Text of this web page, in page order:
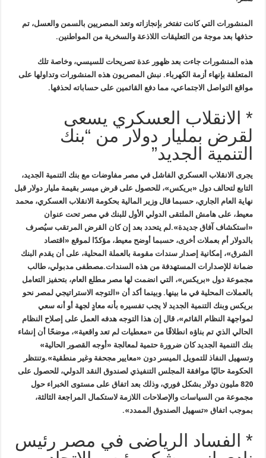
المنشورات التي كانت تفتخر بإنجازاته وتعد المصريين بالسمن والعسل، تم
حذفها بعد موجة من التعليقات اللاذعة والسخرية من المواطنين.
هذه المنشورات جاءت بعد ظهور عدة تصريحات للسيسي، وخاصة تلك
المتعلقة بإنهاء أزمة الكهرباء. نبش المصريون هذه المنشورات وتداولها على
مواقع التواصل الاجتماعي، مما دفع القائمين على حساباته لحذفها.
* الانقلاب العسكري يسعى
لقرض بمليار دولار من “بنك
التنمية الجديد”
يجرى الانقلاب العسكري الفاشل في مصر مفاوضات مع بنك التنمية الجديد،
التابع لتحالف دول «بريكس»، للحصول على قرض ميسر بقيمة مليار دولار قبل
نهاية العام الجاري، حسبما قال وزير المالية بحكومة الانقلاب العسكري، محمد
معيط، على هامش الملتقى الدولي الأول للبنك في مصر تحت عنوان
«استكشاف آفاق جديدة».لم يتحدد بعد إن كان القرض المرتقب سيُصرف
بالدولار أم بعملات أخرى، حسبما أوضح معيط، مؤكدًا لموقع «اقتصاد
الشرق»، إمكانية إصدار سندات مقومة بالعملة المحلية، على أن يقدم البنك
ضمانة للإصدارات المستهدفة من هذه السندات.مصطفى مدبولي، طالب
مجموعة دول «بريكس»، التي انضمت لها مصر مطلع العام، بتحفيز التعامل
بالعملات المحلية في ما بينها. وبينما أكد أن «التوجه الاستراتيجي لمصر نحو
بريكس وبنك التنمية الجديد لا يجب تفسيره بأنه معادٍ لجهة أو أنه سعي
لمواجهة النظام القائم»، قال إن هذا التوجه هدفه العمل على إصلاح النظام
الحالي الذي تم بناؤه انطلاقًا من «معطيات لم تعد واقعية»، موضحًا أن إنشاء
بنك التنمية الجديد كان ضرورة حتمية لمعالجة «أوجه القصور الحالية»
وتسهيل النفاذ للتمويل الميسر دون «معايير مجحفة وغير منطقية».وتنتظر
الحكومة حاليًا موافقة المجلس التنفيذي لصندوق النقد الدولي، للحصول على
820 مليون دولار بشكل فوري، وذلك بعد اتفاق على مستوى الخبراء حول
مجموعة من السياسات والإصلاحات اللازمة لاستكمال المراجعة الثالثة،
بموجب اتفاق «تسهيل الصندوق الممدد».
* الفساد الرياضى في مصر رئيس